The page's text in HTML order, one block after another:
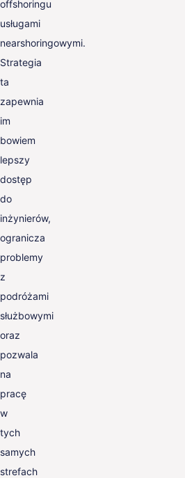
offshoringu
usługami
nearshoringowymi.
Strategia
ta
zapewnia
im
bowiem
lepszy
dostęp
do
inżynierów,
ogranicza
problemy
z
podróżami
służbowymi
oraz
pozwala
na
pracę
w
tych
samych
strefach